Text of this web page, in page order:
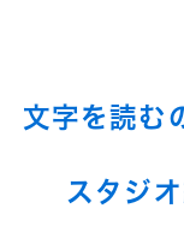
文字を読む
スタジ